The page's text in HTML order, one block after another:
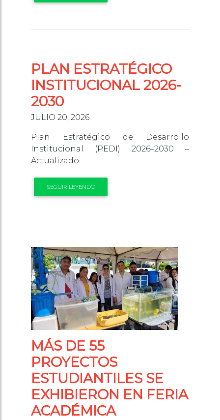
PLAN ESTRATÉGICO
INSTITUCIONAL 2026-
2030
JULIO 20, 2026
Plan Estratégico de Desarrollo
Institucional (PEDI) 2026–2030 –
Actualizado
SEGUIR LEYENDO
MÁS DE 55
PROYECTOS
ESTUDIANTILES SE
EXHIBIERON EN FERIA
ACADÉMICA